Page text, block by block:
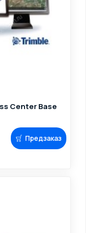
Center Base
Предзаказ